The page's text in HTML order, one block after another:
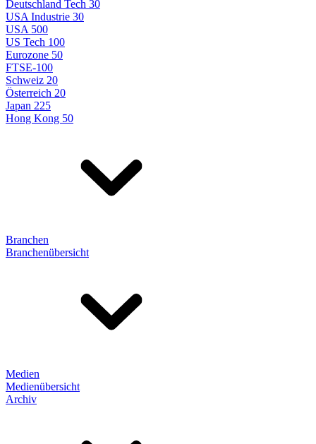
Deutschland Tech 30
USA Industrie 30
USA 500
US Tech 100
Eurozone 50
FTSE-100
Schweiz 20
Österreich 20
Japan 225
Hong Kong 50
Branchen
Branchenübersicht
Medien
Medienübersicht
Archiv